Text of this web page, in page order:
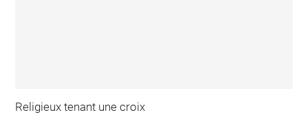
Religieux tenant une croix